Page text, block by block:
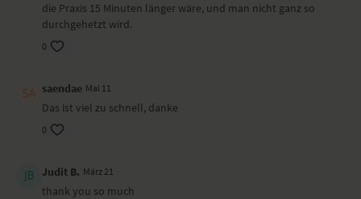
die Praxis 15 Minuten länger wäre, und man nicht ganz so
durchgehetzt wird.
0
saendae Mai 11
Das ist viel zu schnell, danke
0
Judit B. März 21
thank you so much